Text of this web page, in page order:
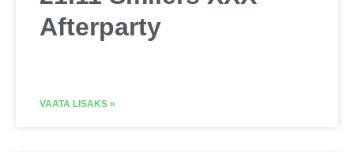
Afterparty
VAATA LISAKS »